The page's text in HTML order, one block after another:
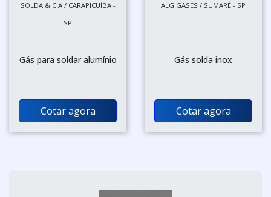
SOLDA & CIA / CARAPICUÍBA -
SP
Gás para soldar alumínio
Cotar agora
ALG GASES / SUMARÉ - SP
Gás solda inox
Cotar agora